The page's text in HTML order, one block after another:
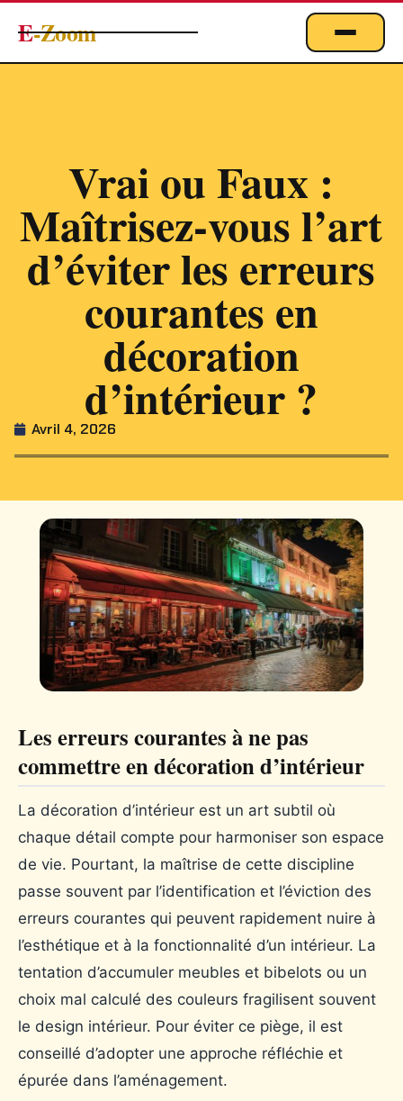
E-Zoom
EMPLOI
MARKETING & DIGITAL
TECHNOLOGIE
À PROPOS
Vrai ou Faux :
Maîtrisez-vous l’art
d’éviter les erreurs
courantes en
décoration
d’intérieur ?
Avril 4, 2026
Les erreurs courantes à ne pas
commettre en décoration d’intérieur
La décoration d’intérieur est un art subtil où
chaque détail compte pour harmoniser son espace
de vie. Pourtant, la maîtrise de cette discipline
passe souvent par l’identification et l’éviction des
erreurs courantes qui peuvent rapidement nuire à
l’esthétique et à la fonctionnalité d’un intérieur. La
tentation d’accumuler meubles et bibelots ou un
choix mal calculé des couleurs fragilisent souvent
le design intérieur. Pour éviter ce piège, il est
conseillé d’adopter une approche réfléchie et
épurée dans l’aménagement.